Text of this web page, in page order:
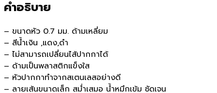
คำอธิบาย
– ขนาดหัว 0.7 มม. ด้ามเหลี่ยม
– สีน้ำเงิน ,แดง,ดำ
– ไม่สามารถเปลี่ยนไส้ปากกาได้
– ด้ามเป็นพลาสติกแข็งใส
– หัวปากกาทำจากสเตนเลสอย่างดี
– ลายเส้นขนาดเล็ก สม่ำเสมอ น้ำหมึกเข้ม ชัดเจน